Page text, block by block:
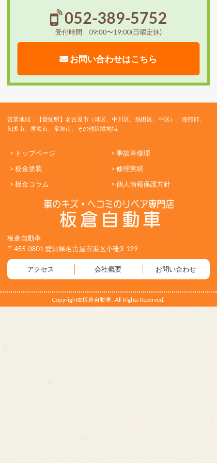
052-389-5752
受付時間 09:00〜19:00(日曜定休)
お問い合わせはこちら
営業地域：【愛知県】名古屋市（港区、中川区、熱田区、中区）、海部郡、
知多市、東海市、常滑市、その他近隣地域
> トップページ
> 事故車修理
> 板金塗装
> 修理実績
> 板金コラム
> 個人情報保護方針
板倉自動車
〒455-0801 愛知県名古屋市港区小碓3-129
アクセス 会社概要 お問い合わせ
Copyright©板倉自動車 . All Rights Reserved.